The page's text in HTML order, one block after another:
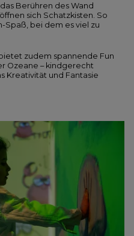
Berühren des Wand
sich Schatzkisten. So
Spaß, bei dem es viel zu
zudem spannende Fun
Ozeane – kindgerecht
Kreativität und Fantasie